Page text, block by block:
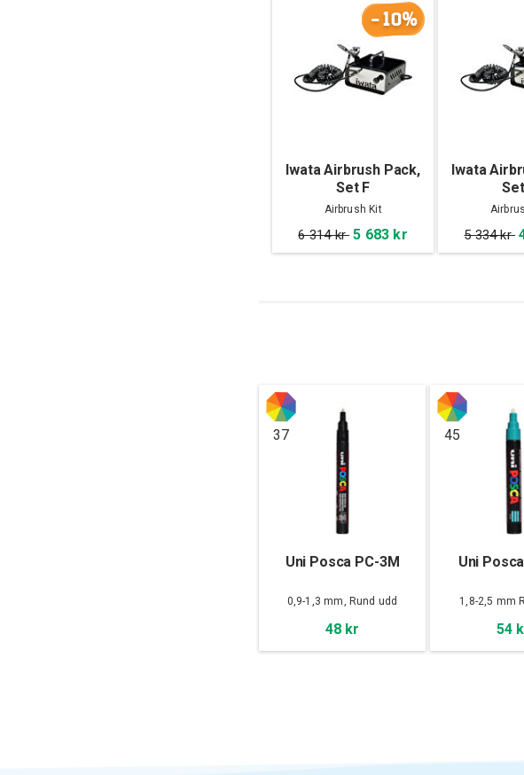
-10%
Iwata Airbrush Pack,
Set F
Airbrush Kit
6 314 kr 5 683 kr
Iwata
5 334 kr
37
Uni Posca PC-3M
0,9-1,3 mm, Rund udd
48 kr
45
Uni
1,8-2,5 mm
54